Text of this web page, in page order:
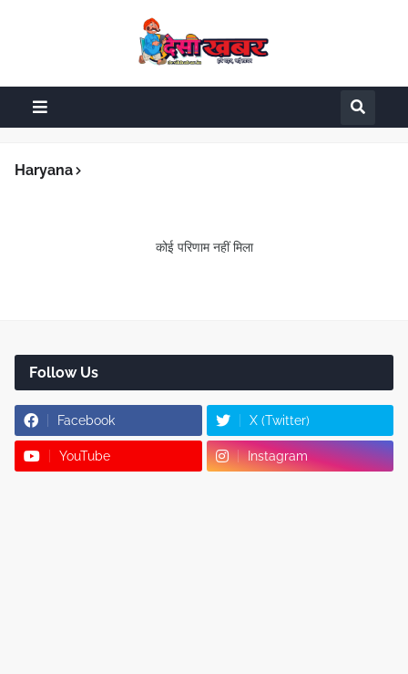
Haryana
कोई परिणाम नहीं मिला
Follow Us
Facebook X (Twitter)
YouTube Instagram